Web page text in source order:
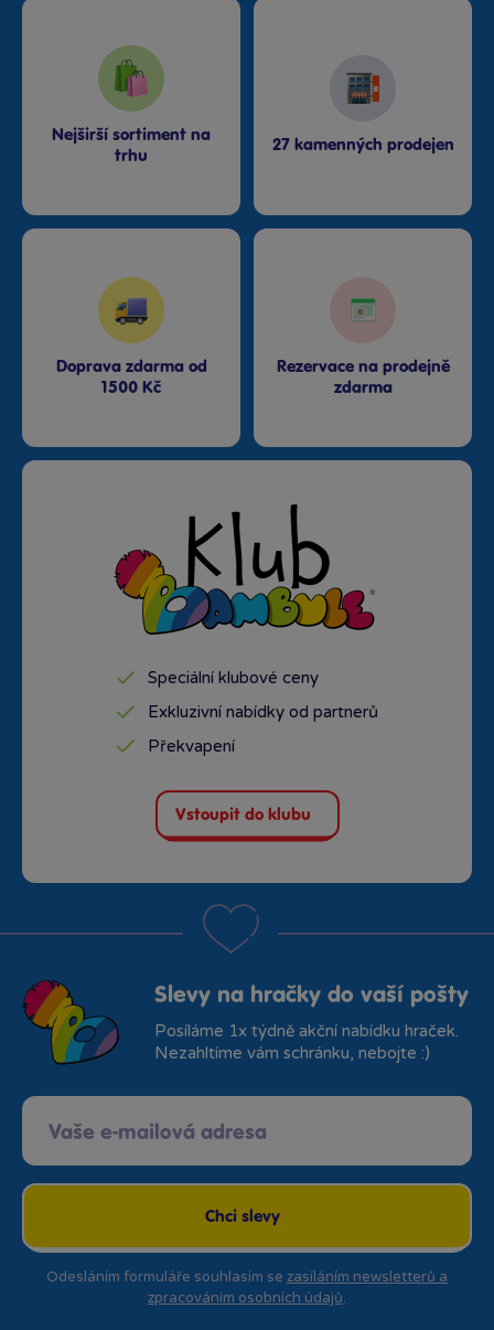
Nejširší sortiment na
trhu
27 kamenných prodejen
Doprava zdarma od
1500 Kč
Rezervace na prodejně
zdarma
Speciální klubové ceny
Exkluzivní nabídky od partnerů
Překvapení
Vstoupit do klubu
Slevy na hračky do vaší pošty
Posíláme 1x týdně akční nabídku hraček.
Nezahltíme vám schránku, nebojte :)
Chci slevy
Odesláním formuláře souhlasím se zasíláním newsletterů a
zpracováním osobních údajů.